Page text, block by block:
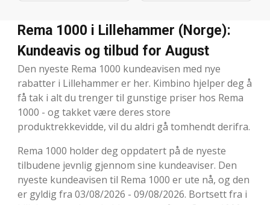
Rema 1000 i Lillehammer (Norge):
Kundeavis og tilbud for August
Den nyeste Rema 1000 kundeavisen med nye
rabatter i Lillehammer er her. Kimbino hjelper deg å
få tak i alt du trenger til gunstige priser hos Rema
1000 - og takket være deres store
produktrekkevidde, vil du aldri gå tomhendt derifra.
Rema 1000 holder deg oppdatert på de nyeste
tilbudene jevnlig gjennom sine kundeaviser. Den
nyeste kundeavisen til Rema 1000 er ute nå, og den
er gyldig fra 03/08/2026 - 09/08/2026. Bortsett fra i